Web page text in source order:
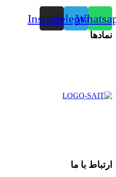
Telegram
Instagram
نمادها
ارتباط با ما